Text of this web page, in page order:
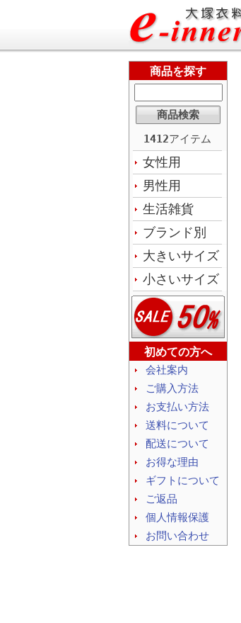
商品を探す
1412アイテム
女性用
男性用
生活雑貨
ブランド別
大きいサイズ
小さいサイズ
初めての方へ
会社案内
ご購入方法
お支払い方法
送料について
配送について
お得な理由
ギフトについて
ご返品
個人情報保護
お問い合わせ